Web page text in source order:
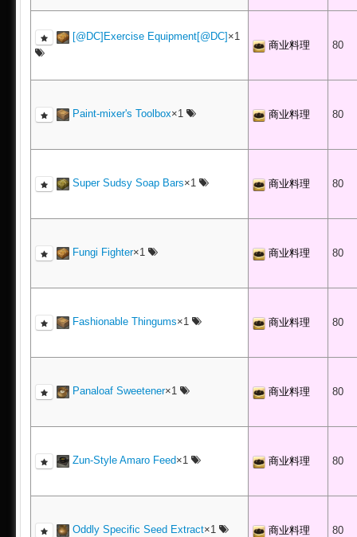
[@DC]Exercise Equipment[@DC] ×1
商业料理 80
Paint-mixer's Toolbox×1 商业料理 80
Super Sudsy Soap Bars×1 商业料理 80
Fungi Fighter×1 商业料理 80
Fashionable Thingums×1 商业料理 80
Panaloaf Sweetener×1 商业料理 80
Zun-Style Amaro Feed×1 商业料理 80
Oddly Specific Seed Extract×1 商业料理 80